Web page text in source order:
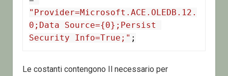
"Provider=Microsoft.ACE.OLEDB.12.
0;Data Source={0};Persist
Security Info=True;" ;
Le costanti contengono Il necessario per